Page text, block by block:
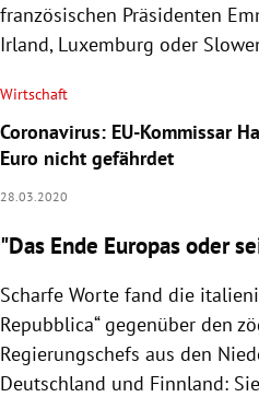
französischen Präsidenten
Irland, Luxemburg oder
Wirtschaft
Coronavirus: EU-Kommissar
Euro nicht gefährdet
28.03.2020
"Das Ende Europas oder
Scharfe Worte fand die
Repubblica“ gegenüber den
Regierungschefs aus den
Deutschland und Finnland: